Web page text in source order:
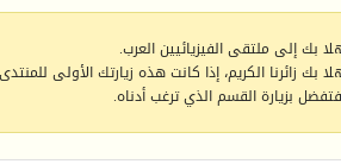
بك إلى ملتقى الفيزيائيين العرب.
بك زائرنا الكريم، إذا كانت هذه زيارتك الأولى
بزيارة القسم الذي ترغب أدناه.